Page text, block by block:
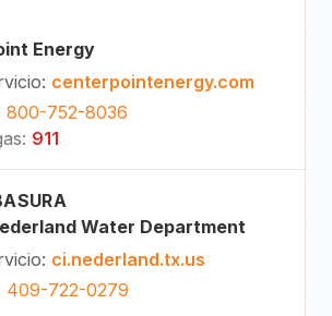
Energy
: centerpointenergy.com
800-752-8036
: 911
Water Department
: ci.nederland.tx.us
409-722-0279